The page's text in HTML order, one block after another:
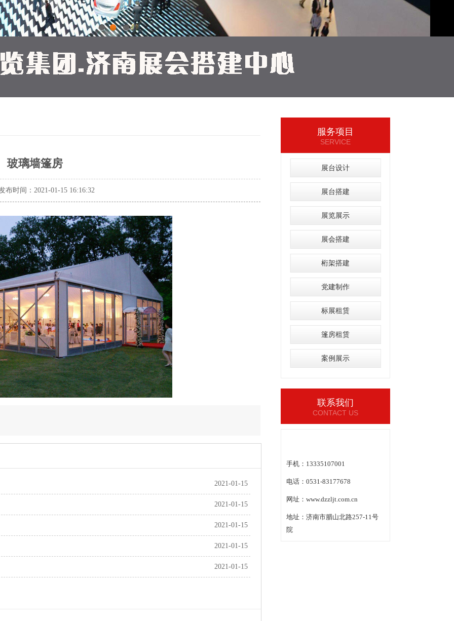
1 2 3
玻璃墙篷房
布时间：2021-01-15 16:16:32
2021-01-15
2021-01-15
2021-01-15
2021-01-15
2021-01-15
服务项目
SERVICE
展台设计
展台搭建
展览展示
展会搭建
桁架搭建
党建制作
标展租赁
篷房租赁
案例展示
联系我们
CONTACT US
手机：13335107001
电话：0531-83177678
网址：www.dzzljt.com.cn
地址：济南市腊山北路257-11号
院